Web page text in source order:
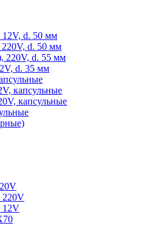
d. 50 мм
d. 50 мм
220V, d. 55 мм
d. 35 мм
капсульные
капсульные
220V
12V